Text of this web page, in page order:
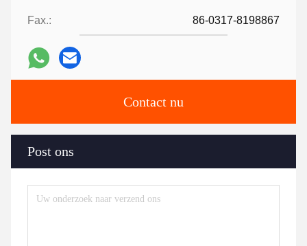
Fax.: 86-0317-8198867
Contact nu
Post ons